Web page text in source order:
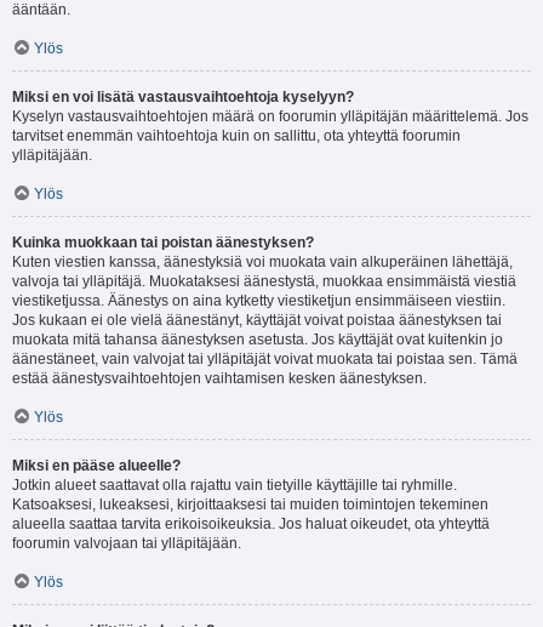
ääntään.
Ylös
Miksi en voi lisätä vastausvaihtoehtoja kyselyyn?
Kyselyn vastausvaihtoehtojen määrä on foorumin ylläpitäjän määrittelemä. Jos
tarvitset enemmän vaihtoehtoja kuin on sallittu, ota yhteyttä foorumin
ylläpitäjään.
Ylös
Kuinka muokkaan tai poistan äänestyksen?
Kuten viestien kanssa, äänestyksiä voi muokata vain alkuperäinen lähettäjä,
valvoja tai ylläpitäjä. Muokataksesi äänestystä, muokkaa ensimmäistä viestiä
viestiketjussa. Äänestys on aina kytketty viestiketjun ensimmäiseen viestiin.
Jos kukaan ei ole vielä äänestänyt, käyttäjät voivat poistaa äänestyksen tai
muokata mitä tahansa äänestyksen asetusta. Jos käyttäjät ovat kuitenkin jo
äänestäneet, vain valvojat tai ylläpitäjät voivat muokata tai poistaa sen. Tämä
estää äänestysvaihtoehtojen vaihtamisen kesken äänestyksen.
Ylös
Miksi en pääse alueelle?
Jotkin alueet saattavat olla rajattu vain tietyille käyttäjille tai ryhmille.
Katsoaksesi, lukeaksesi, kirjoittaaksesi tai muiden toimintojen tekeminen
alueella saattaa tarvita erikoisoikeuksia. Jos haluat oikeudet, ota yhteyttä
foorumin valvojaan tai ylläpitäjään.
Ylös